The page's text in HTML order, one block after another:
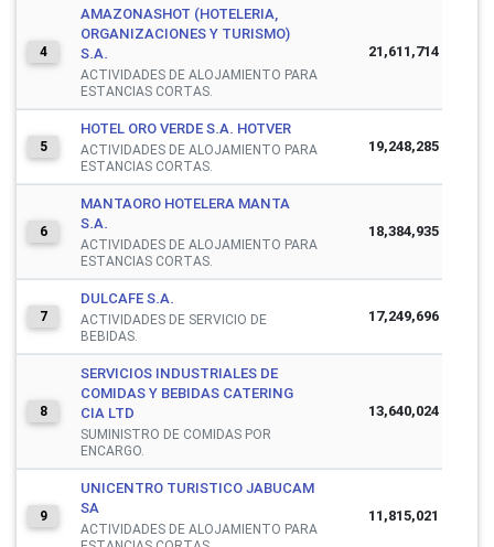
4
AMAZONASHOT (HOTELERIA,
ORGANIZACIONES Y TURISMO)
S.A.
ACTIVIDADES DE ALOJAMIENTO PARA
ESTANCIAS CORTAS.
21,611,714
5
HOTEL ORO VERDE S.A. HOTVER
ACTIVIDADES DE ALOJAMIENTO PARA
ESTANCIAS CORTAS.
19,248,285
6
MANTAORO HOTELERA MANTA
S.A.
ACTIVIDADES DE ALOJAMIENTO PARA
ESTANCIAS CORTAS.
18,384,935
7
DULCAFE S.A.
ACTIVIDADES DE SERVICIO DE
BEBIDAS.
17,249,696
8
SERVICIOS INDUSTRIALES DE
COMIDAS Y BEBIDAS CATERING
CIA LTD
SUMINISTRO DE COMIDAS POR
ENCARGO.
13,640,024
9
UNICENTRO TURISTICO JABUCAM
SA
ACTIVIDADES DE ALOJAMIENTO PARA
11,815,021